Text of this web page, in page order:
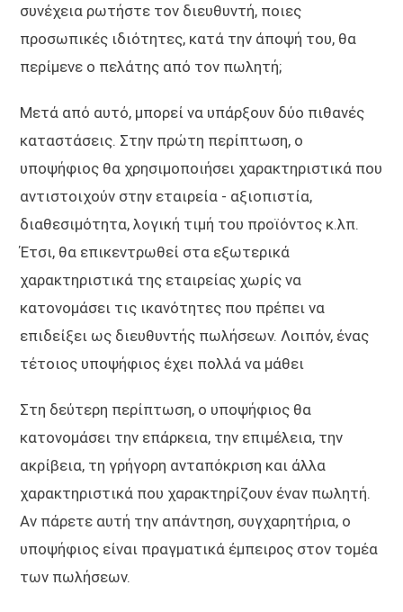
συνέχεια ρωτήστε τον διευθυντή, ποιες
προσωπικές ιδιότητες, κατά την άποψή του, θα
περίμενε ο πελάτης από τον πωλητή;
Μετά από αυτό, μπορεί να υπάρξουν δύο πιθανές
καταστάσεις. Στην πρώτη περίπτωση, ο
υποψήφιος θα χρησιμοποιήσει χαρακτηριστικά που
αντιστοιχούν στην εταιρεία - αξιοπιστία,
διαθεσιμότητα, λογική τιμή του προϊόντος κ.λπ.
Έτσι, θα επικεντρωθεί στα εξωτερικά
χαρακτηριστικά της εταιρείας χωρίς να
κατονομάσει τις ικανότητες που πρέπει να
επιδείξει ως διευθυντής πωλήσεων. Λοιπόν, ένας
τέτοιος υποψήφιος έχει πολλά να μάθει
Στη δεύτερη περίπτωση, ο υποψήφιος θα
κατονομάσει την επάρκεια, την επιμέλεια, την
ακρίβεια, τη γρήγορη ανταπόκριση και άλλα
χαρακτηριστικά που χαρακτηρίζουν έναν πωλητή.
Αν πάρετε αυτή την απάντηση, συγχαρητήρια, ο
υποψήφιος είναι πραγματικά έμπειρος στον τομέα
των πωλήσεων.